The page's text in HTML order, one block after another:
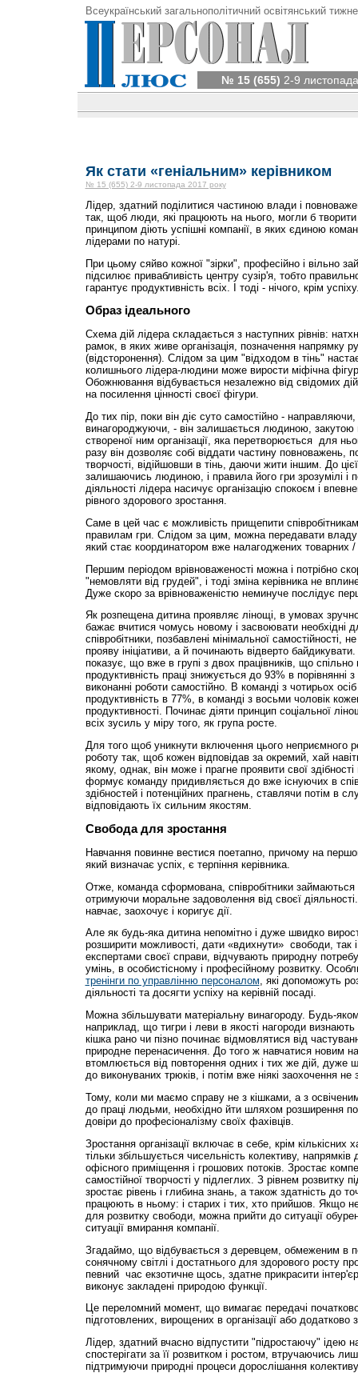
Всеукраїнський загальнополітичний освітянський
№ 15 (655) 2-9
Як стати «геніальним» керівником
№ 15 (655) 2-9 листопада 2017 року
Лідер, здатний поділитися частиною влади і
так, щоб люди, які працюють на нього, могли б
принципом діють успішні компанії, в яких єдиною
лідерами по натурі.
При цьому сяйво кожної "зірки", професійно і вільно
підсилює привабливість центру сузір'я, тобто
гарантує продуктивність всіх. І тоді - нічого, крім
Образ ідеального
Схема дій лідера складається з наступних рівнів:
рамок, в яких живе організація, позначення напрямку
(відсторонення). Слідом за цим "відходом в тінь"
колишнього лідера-людини може вирости міфічна
Обожнювання відбувається незалежно від свідомих
на посилення цінності своєї фігури.
До тих пір, поки він діє суто самостійно -
винагороджуючи, - він залишається людиною, закутою
створеної ним організації, яка перетворюється для
разу він дозволяє собі віддати частину повноважень,
творчості, відійшовши в тінь, даючи жити іншим. До
залишаючись людиною, і правила його гри зрозумілі і
діяльності лідера насичує організацію спокоєм і
рівного здорового зростання.
Саме в цей час є можливість прищепити
правилам гри. Слідом за цим, можна передавати
який стає координатором вже налагоджених товарних
Першим періодом врівноваженості можна і потрібно
"немовляти від грудей", і тоді зміна керівника не
Дуже скоро за врівноваженістю неминуче послідує
Як розпещена дитина проявляє лінощі, в умовах
бажає вчитися чомусь новому і засвоювати необхідні
співробітники, позбавлені мінімальної самостійності,
прояву ініціативи, а й починають відверто
показує, що вже в групі з двох працівників, що
продуктивність праці знижується до 93% в порівнянні
виконанні роботи самостійно. В команді з чотирьох
продуктивність в 77%, в команді з восьми чоловік
продуктивності. Починає діяти принцип соціальної
всіх зусиль у міру того, як група росте.
Для того щоб уникнути включення цього неприємного
роботу так, щоб кожен відповідав за окремий, хай
якому, однак, він може і прагне проявити свої
формує команду придивляється до вже існуючих в
здібностей і потенційних прагнень, ставлячи потім в
відповідають їх сильним якостям.
Свобода для зростання
Навчання повинне вестися поетапно, причому на
який визначає успіх, є терпіння керівника.
Отже, команда сформована, співробітники
отримуючи моральне задоволення від своєї
навчає, заохочує і коригує дії.
Але як будь-яка дитина непомітно і дуже швидко
розширити можливості, дати «вдихнути» свободи, так і
експертами своєї справи, відчувають природну
умінь, в особистісному і професійному розвитку.
тренінги по управлінню персоналом, які допоможуть
діяльності та досягти успіху на керівній посаді.
Можна збільшувати матеріальну винагороду. Будь-
наприклад, що тигри і леви в якості нагороди
кішка рано чи пізно починає відмовлятися від
природне перенасичення. До того ж навчатися новим
втомлюється від повторення одних і тих же дій, дуже
до виконуваних трюків, і потім вже ніякі заохочення не
Тому, коли ми маємо справу не з кішками, а з
до праці людьми, необхідно йти шляхом розширення
довіри до професіоналізму своїх фахівців.
Зростання організації включає в себе, крім кількісних
тільки збільшується чисельність колективу, напрямків
офісного приміщення і грошових потоків. Зростає
самостійної творчості у підлеглих. З рівнем розвитку
зростає рівень і глибина знань, а також здатність до
працюють в ньому: і старих і тих, хто прийшов. Якщо
для розвитку свободи, можна прийти до ситуації
ситуації вмирання компанії.
Згадаймо, що відбувається з деревцем, обмеженим в
сонячному світлі і достатнього для здорового росту
певний час екзотичне щось, здатне прикрасити
виконує закладені природою функції.
Це переломний момент, що вимагає передачі
підготовлених, вирощених в організації або додатково
Лідер, здатний вчасно відпустити "підростаючу" ідею
спостерігати за її розвитком і ростом, втручаючись
підтримуючи природні процеси дорослішання